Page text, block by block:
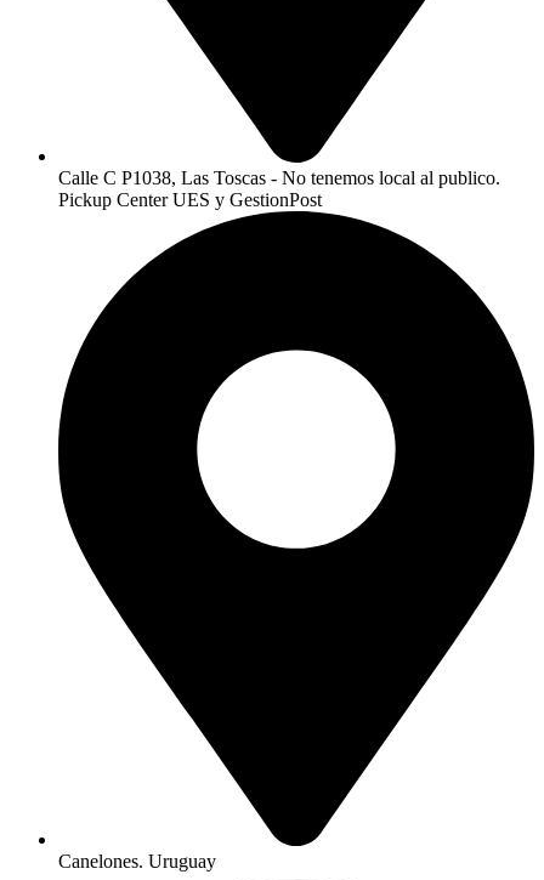
Calle C P1038, Las Toscas - No tenemos local al publico.
Pickup Center UES y GestionPost
Canelones. Uruguay